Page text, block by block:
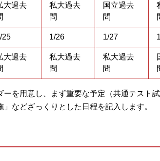
大過去
私大過去
問
国立過去
問
25 1/26 1/27
大過去
私大過去
問
私大過去
問
ーを用意し、まず重要な予定（共通テスト
などざっくりとした日程を記入します。